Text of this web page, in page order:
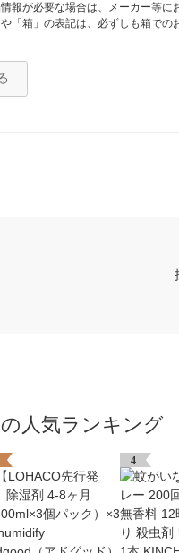
報が必要な場合は、メーカー等に
「箱」の表記は、必ずしも箱で
人気ランキング
4